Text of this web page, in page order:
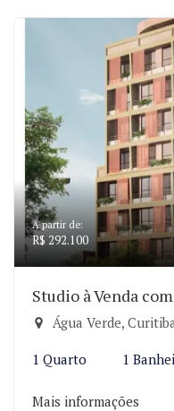
A partir de:
R$ 292.100
Studio à Venda
Água Verde,
1 Quarto 1
Mais informações